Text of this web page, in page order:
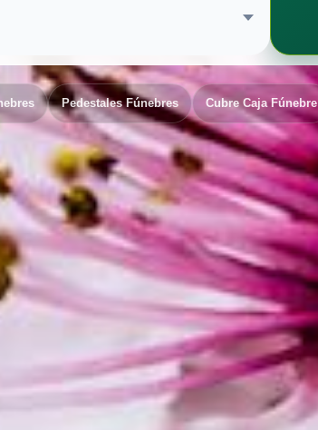
Pedestales Fúnebres Cubre Caja Fúnebre